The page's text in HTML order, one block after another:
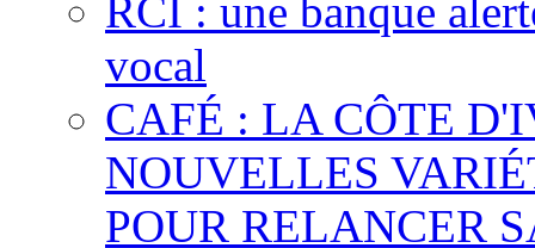
RCI : une banque
vocal
CAFÉ : LA CÔTE
NOUVELLES
POUR RELANCER